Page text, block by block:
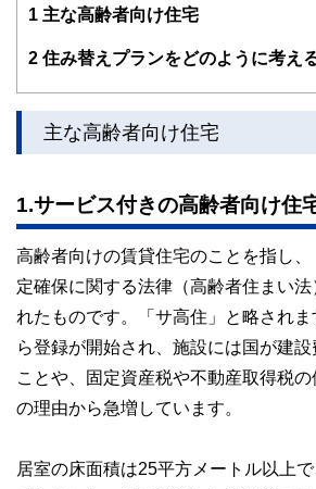
1 主な高齢者向け住宅
2 住み替えプランをどのように考え
主な高齢者向け住宅
1.サービス付きの高齢者向け住
高齢者向けの賃貸住宅のことを指し
定確保に関する法律（高齢者住まい
れたものです。「サ高住」と略され
ら登録が開始され、施設には国が建
ことや、固定資産税や不動産取得税
の理由から急増しています。
居室の床面積は25平方メートル以上